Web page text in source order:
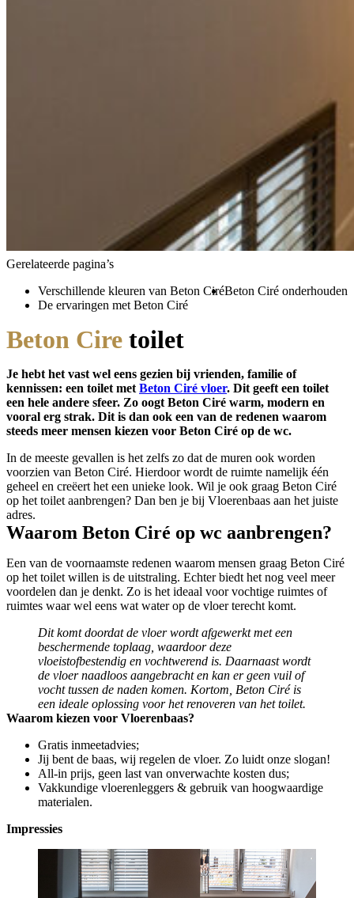
Gerelateerde pagina’s
Verschillende kleuren van Beton CiréBeton Ciré onderhouden
De ervaringen met Beton Ciré
Beton Cire toilet
Je hebt het vast wel eens gezien bij vrienden, familie of
kennissen: een toilet met Beton Ciré vloer. Dit geeft een toilet
een hele andere sfeer. Zo oogt Beton Ciré warm, modern en
vooral erg strak. Dit is dan ook een van de redenen waarom
steeds meer mensen kiezen voor Beton Ciré op de wc.
In de meeste gevallen is het zelfs zo dat de muren ook worden
voorzien van Beton Ciré. Hierdoor wordt de ruimte namelijk één
geheel en creëert het een unieke look. Wil je ook graag Beton Ciré
op het toilet aanbrengen? Dan ben je bij Vloerenbaas aan het juiste
adres.
Waarom Beton Ciré op wc aanbrengen?
Een van de voornaamste redenen waarom mensen graag Beton Ciré
op het toilet willen is de uitstraling. Echter biedt het nog veel meer
voordelen dan je denkt. Zo is het ideaal voor vochtige ruimtes of
ruimtes waar wel eens wat water op de vloer terecht komt.
Dit komt doordat de vloer wordt afgewerkt met een
beschermende toplaag, waardoor deze
vloeistofbestendig en vochtwerend is. Daarnaast wordt
de vloer naadloos aangebracht en kan er geen vuil of
vocht tussen de naden komen. Kortom, Beton Ciré is
een ideale oplossing voor het renoveren van het toilet.
Waarom kiezen voor Vloerenbaas?
Gratis inmeetadvies;
Jij bent de baas, wij regelen de vloer. Zo luidt onze slogan!
All-in prijs, geen last van onverwachte kosten dus;
Vakkundige vloerenleggers & gebruik van hoogwaardige
materialen.
Impressies